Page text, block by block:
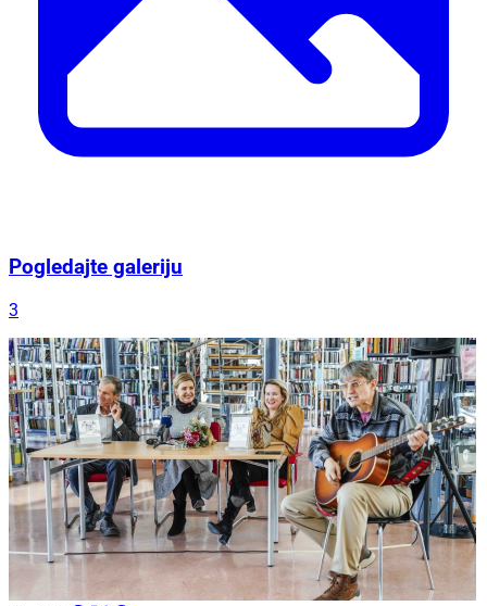
Pogledajte galeriju
3